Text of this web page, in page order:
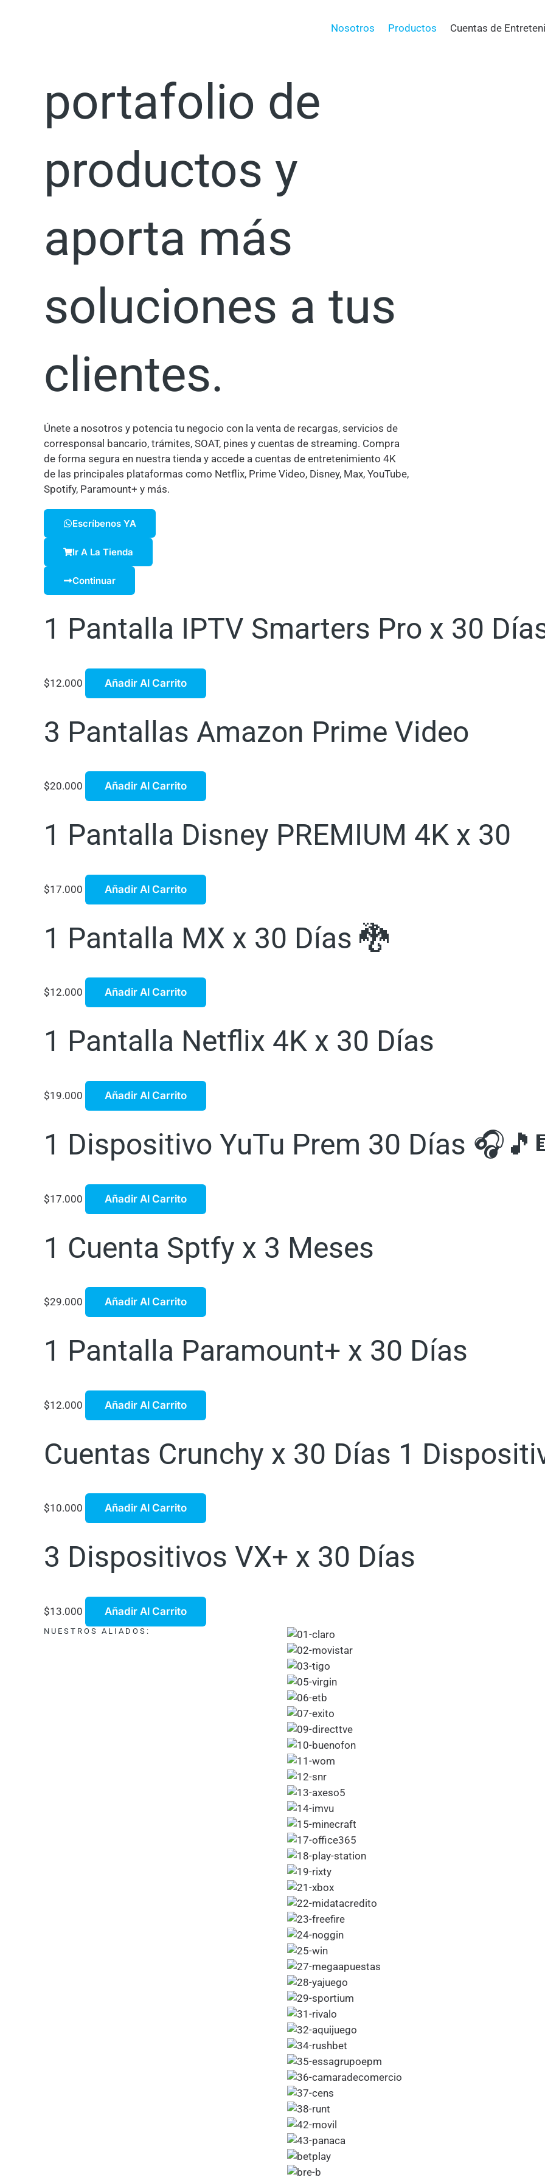
Nosotros Productos Cuentas de
Incrementa tu
portafolio de
productos y
aporta más
soluciones a tus
clientes.
Únete a nosotros y potencia tu negocio con la venta de recargas, servicios de
corresponsal bancario, trámites, SOAT, pines y cuentas de streaming. Compra
de forma segura en nuestra tienda y accede a cuentas de entretenimiento 4K
de las principales plataformas como Netflix, Prime Video, Disney, Max, YouTube,
Spotify, Paramount+ y más.
Escríbenos YA
Ir A La Tienda
Continuar
1 Pantalla IPTV Smarters Pro x 30
$12.000 Añadir Al Carrito
3 Pantallas Amazon Prime Video
$20.000 Añadir Al Carrito
1 Pantalla Disney PREMIUM 4K x 30
$17.000 Añadir Al Carrito
1 Pantalla MX x 30 Días 🐉
$12.000 Añadir Al Carrito
1 Pantalla Netflix 4K x 30 Días
$19.000 Añadir Al Carrito
1 Dispositivo YuTu Prem 30 Días
$17.000 Añadir Al Carrito
1 Cuenta Sptfy x 3 Meses
$29.000 Añadir Al Carrito
1 Pantalla Paramount+ x 30 Días
$12.000 Añadir Al Carrito
Cuentas Crunchy x 30 Días 1
$10.000 Añadir Al Carrito
3 Dispositivos VX+ x 30 Días
$13.000 Añadir Al Carrito
NUESTROS ALIADOS: